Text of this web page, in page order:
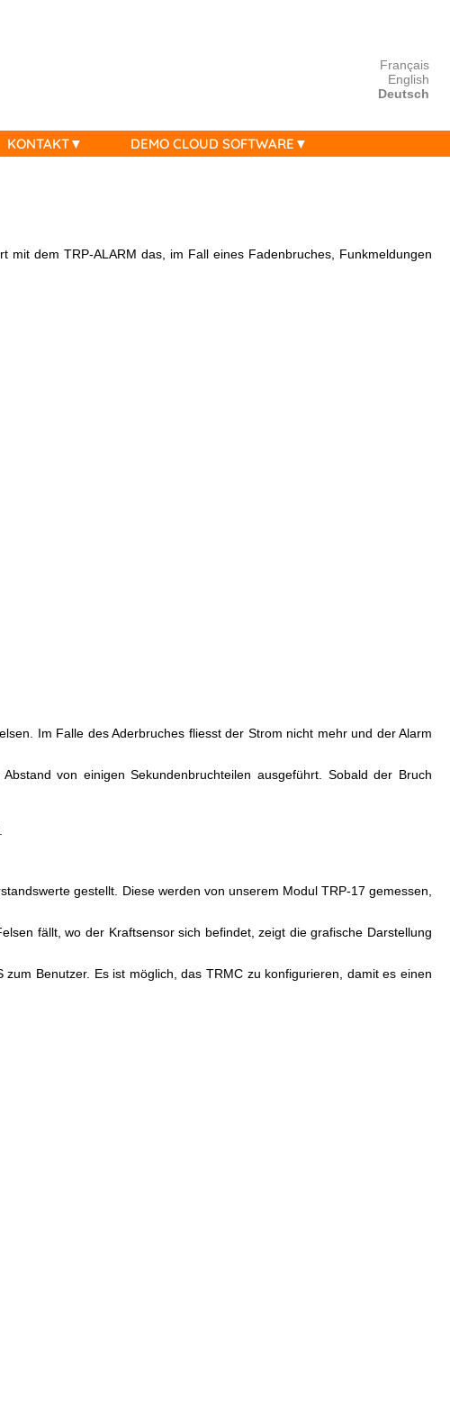
Français
English
Deutsch
KONTAKT DEMO CLOUD SOFTWARE
mit dem TRP-ALARM das, im Fall eines Fadenbruches, Funkmeldungen
Im Falle des Aderbruches fliesst der Strom nicht mehr und der Alarm
von einigen Sekundenbruchteilen ausgeführt. Sobald der Bruch
gestellt. Diese werden von unserem Modul TRP-17 gemessen,
fällt, wo der Kraftsensor sich befindet, zeigt die grafische Darstellung
Benutzer. Es ist möglich, das TRMC zu konfigurieren, damit es einen